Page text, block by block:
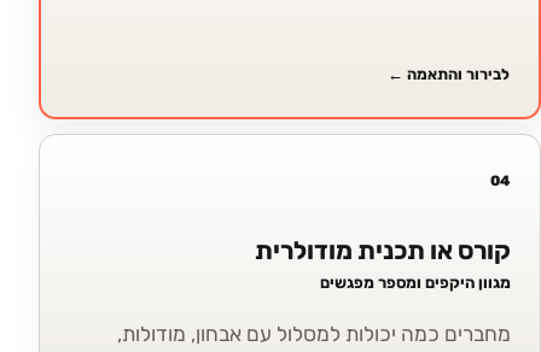
לבירור והתאמה ←
04
קורס או תכנית מודולרית
מגוון היקפים ומספר מפגשים
מחברים כמה יכולות למסלול עם אבחון, מודולות,